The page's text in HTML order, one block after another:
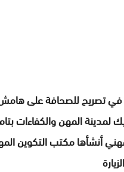
في تصريح للصحافة على
لمدينة المهن والكفاءات
أنشأها مكتب التكوين